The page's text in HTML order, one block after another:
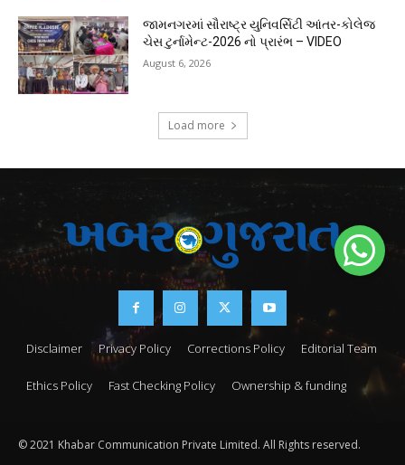
જામનગરમાં સૌરાષ્ટ્ર યુનિવર્સિટી આંતર-કોલેજ
ચેસ ટુર્નામેન્ટ-2026 નો પ્રારંભ – VIDEO
August 6, 2026
Load more
Disclaimer Privacy Policy Corrections Policy Editorial Team
Ethics Policy Fast Checking Policy Ownership & funding
© 2021 Khabar Communication Private Limited. All Rights reserved.